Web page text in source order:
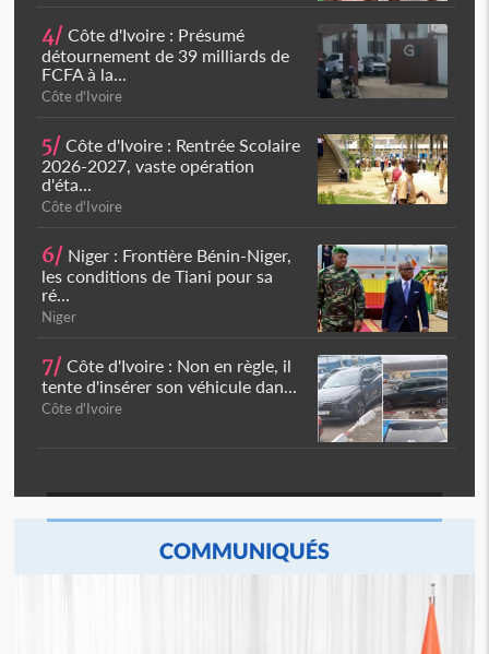
4/ Côte d'Ivoire : Présumé
détournement de 39 milliards de
FCFA à la...
Côte d'Ivoire
5/ Côte d'Ivoire : Rentrée Scolaire
2026-2027, vaste opération
d'éta...
Côte d'Ivoire
6/ Niger : Frontière Bénin-Niger,
les conditions de Tiani pour sa
ré...
Niger
7/ Côte d'Ivoire : Non en règle, il
tente d'insérer son véhicule dan...
Côte d'Ivoire
COMMUNIQUÉS